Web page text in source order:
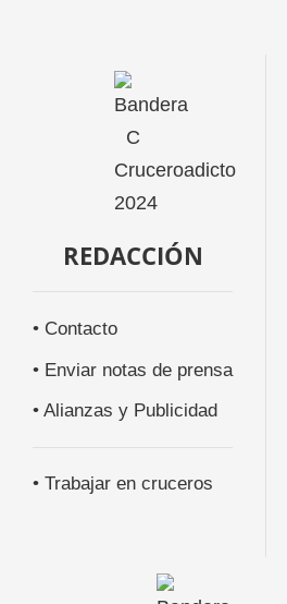
REDACCIÓN
• Contacto
• Enviar notas de prensa
• Alianzas y Publicidad
• Trabajar en cruceros